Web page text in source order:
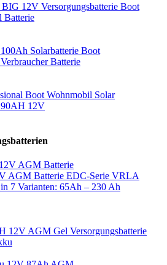
12V Versorgungsbatterie Boot
Batterie
Solarbatterie Boot
Batterie
Boot Wohnmobil Solar
90AH 12V
AGM Batterie EDC-Serie VRLA
7 Varianten: 65Ah – 230 Ah
12V AGM Gel Versorgungsbatterie